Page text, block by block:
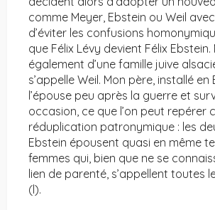
comme Meyer, Ebstein ou Weil
d’éviter les confusions
que Félix Lévy devient Félix
également d’une famille juive
s’appelle Weil. Mon père, installé en
l’épouse peu après la guerre et
occasion, ce que l’on peut repérer
réduplication patronymique : les
Ebstein épousent quasi en même
femmes qui, bien que ne se
lien de parenté, s’appellent toutes
(l).